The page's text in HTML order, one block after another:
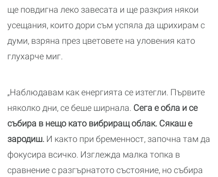
ще повдигна леко завесата и ще разкрия някои
усещания, които дори съм успяла да щрихирам с
думи, взряна през цветовете на уловения като
глухарче миг.
„Наблюдавам как енергията се изтегли. Първите
няколко дни, се беше ширнала. Сега е обла и се
събира в нещо като вибриращ облак. Сякаш е
зародиш. И както при бременност, започна там да
фокусира всичко. Изглежда малка топка в
сравнение с разгърнатото състояние, но събира